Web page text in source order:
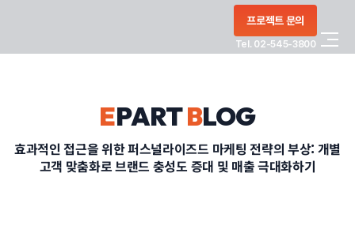
프로젝트 문의
Tel. 02-545-3800
PORTFOLIO
EPARTBLOG
효과적인 접근을 위한 퍼스널라이즈드 마케팅 전략의 부상: 개별
고객 맞춤화로 브랜드 충성도 증대 및 매출 극대화하기